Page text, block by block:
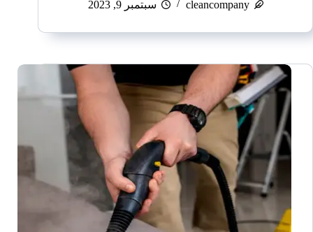
cleancompany
سبتمبر 9, 2023